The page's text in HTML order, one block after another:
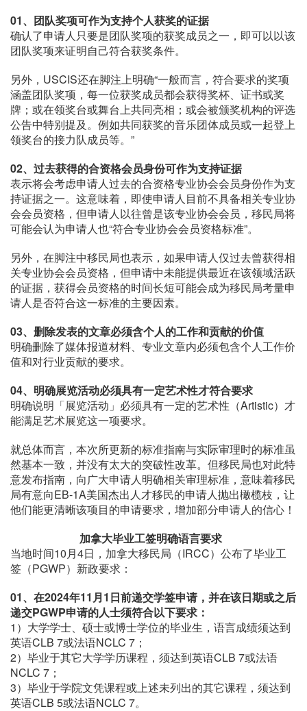
01、 团队奖项可作为支持个人获奖的证据
确认了申请人只要是团队奖项的获奖成员之一，即可以以该
团队奖项来证明自己符合获奖条件。
另外，USCIS还在脚注上明确“一般而言，符合要求的奖项
涵盖团队奖项，每一位获奖成员都会获得奖杯、证书或奖
牌；或在领奖台或舞台上共同亮相；或会被颁奖机构的评选
公告中特别提及。例如共同获奖的音乐团体成员或一起登上
领奖台的接力队成员等。”
02、 过去获得的合资格会员身份可作为支持证据
表示将会考虑申请人过去的合资格专业协会会员身份作为支
持证据之一。这意味着，即使申请人目前不具备相关专业协
会会员资格，但申请人以往曾是该专业协会会员，移民局将
可能会认为申请人也“符合专业协会会员资格标准”。
另外，在脚注中移民局也表示，如果申请人仅过去曾获得相
关专业协会会员资格，但申请中未能提供最近在该领域活跃
的证据，获得会员资格的时间长短可能会成为移民局考量申
请人是否符合这一标准的主要因素。
03、 删除发表的文章必须含个人的工作和贡献的价值
明确删除了媒体报道材料、专业文章内必须包含个人工作价
值和对行业贡献的要求。
04、 明确展览活动必须具有一定艺术性才符合要求
明确说明「展览活动」必须具有一定的艺术性（Artistic）才
能满足艺术展览这一项要求。
就总体而言，本次所更新的标准指南与实际审理时的标准虽
然基本一致，并没有太大的突破性改革。但移民局也对此特
意发布指南，向广大申请人明确相关审理标准，意味着移民
局有意向EB-1A美国杰出人才移民的申请人抛出橄榄枝，让
他们能更清晰该项目的申请要求，增加部分申请人的信心！
加拿大毕业工签明确语言要求
当地时间10月4日，加拿大移民局（IRCC）公布了毕业工
签（PGWP）新政要求：
01、 在2024年11月1日前递交学签申请，并在该日期或之后
递交PGWP申请的人士须符合以下要求：
1）大学学士、硕士或博士学位的毕业生，语言成绩须达到
英语CLB 7或法语NCLC 7；
2）毕业于其它大学学历课程，须达到英语CLB 7或法语
NCLC 7；
3）毕业于学院文凭课程或上述未列出的其它课程，须达到
英语CLB 5或法语NCLC 7。